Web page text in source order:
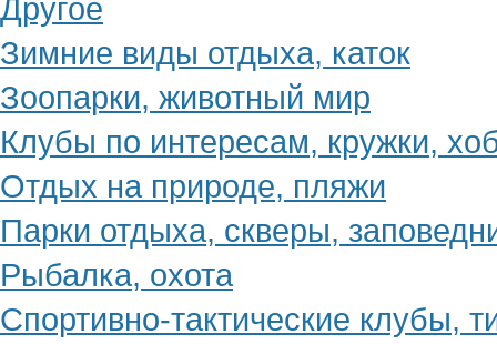
Другое
Зимние виды отдыха, каток
Зоопарки, животный мир
Клубы по интересам, кружки,
Отдых на природе, пляжи
Парки отдыха, скверы,
Рыбалка, охота
Спортивно-тактические клубы,